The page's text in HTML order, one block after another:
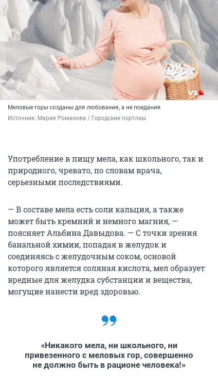
Меловые горы созданы для любования, а не поедания
Источник: Мария Романова / Городские портлаы
Употребление в пищу мела, как школьного, так и
природного, чревато, по словам врача,
серьезными последствиями.
— В составе мела есть соли кальция, а также
может быть кремний и немного магния, —
поясняет Альбина Давыдова. — С точки зрения
банальной химии, попадая в желудок и
соединяясь с желудочным соком, основой
которого является соляная кислота, мел образует
вредные для желудка субстанции и вещества,
могущие нанести вред здоровью.
«Никакого мела, ни школьного, ни
привезенного с меловых гор, совершенно
не должно быть в рационе человека!»